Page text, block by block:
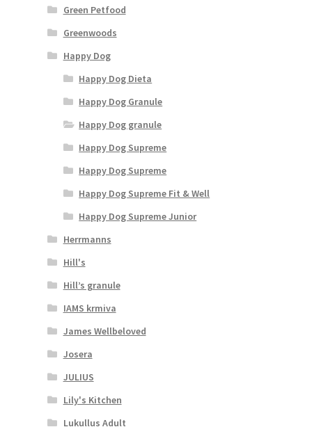
Green Petfood
Greenwoods
Happy Dog
Happy Dog Dieta
Happy Dog Granule
Happy Dog granule
Happy Dog Supreme
Happy Dog Supreme
Happy Dog Supreme Fit & Well
Happy Dog Supreme Junior
Herrmanns
Hill's
Hill’s granule
IAMS krmiva
James Wellbeloved
Josera
JULIUS
Lily's Kitchen
Lukullus Adult